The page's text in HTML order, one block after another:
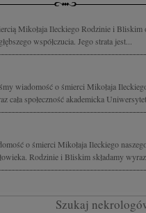
Mikołaja Ileckiego Rodzinie i
współczucia. Jego strata jest...
wiadomość o śmierci Mikołaja
cała społeczność akademicka
o śmierci Mikołaja Ileckiego
Rodzinie i Bliskim składamy
Szukaj